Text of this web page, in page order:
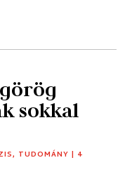
sokkal
, TUDOMÁNY | 4